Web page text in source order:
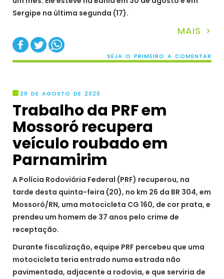
Sergipe na última segunda (17).
MAIS >
SEJA O PRIMEIRO A COMENTAR
20 DE AGOSTO DE 2020
Trabalho da PRF em
Mossoró recupera
veículo roubado em
Parnamirim
A Polícia Rodoviária Federal (PRF) recuperou, na
tarde desta quinta-feira (20), no km 26 da BR 304, em
Mossoró/RN, uma motocicleta CG 160, de cor prata, e
prendeu um homem de 37 anos pelo crime de
receptação.
Durante fiscalização, equipe PRF percebeu que uma
motocicleta teria entrado numa estrada não
pavimentada, adjacente a rodovia, e que serviria de